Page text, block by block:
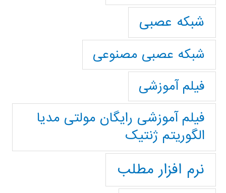
شبکه عصبی
شبکه عصبی مصنوعی
فیلم آموزشی
فیلم آموزشی رایگان مولتی مدیا
الگوریتم ژنتیک
نرم افزار مطلب